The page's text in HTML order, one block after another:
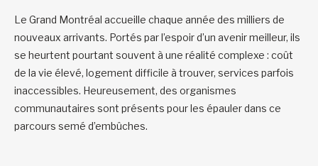
Le Grand Montréal accueille chaque année des milliers de
nouveaux arrivants. Portés par l’espoir d’un avenir meilleur, ils
se heurtent pourtant souvent à une réalité complexe : coût
de la vie élevé, logement difficile à trouver, services parfois
inaccessibles. Heureusement, des organismes
communautaires sont présents pour les épauler dans ce
parcours semé d’embûches.